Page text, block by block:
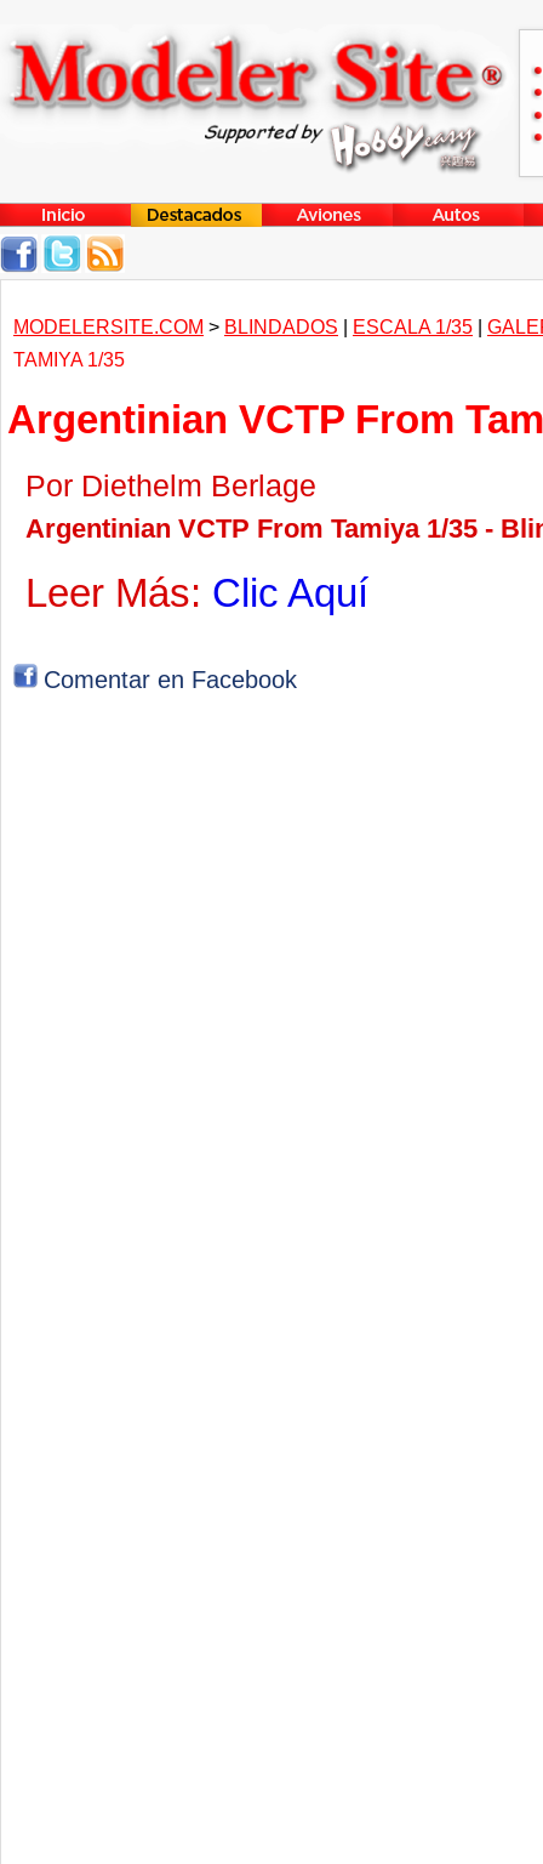
MODELERSITE.COM > BLINDADOS | ESCALA 1/35 |
TAMIYA 1/35
Argentinian VCTP From
Por Diethelm Berlage
Argentinian VCTP From Tamiya 1/35 -
Leer Más: Clic Aquí
Comentar en Facebook